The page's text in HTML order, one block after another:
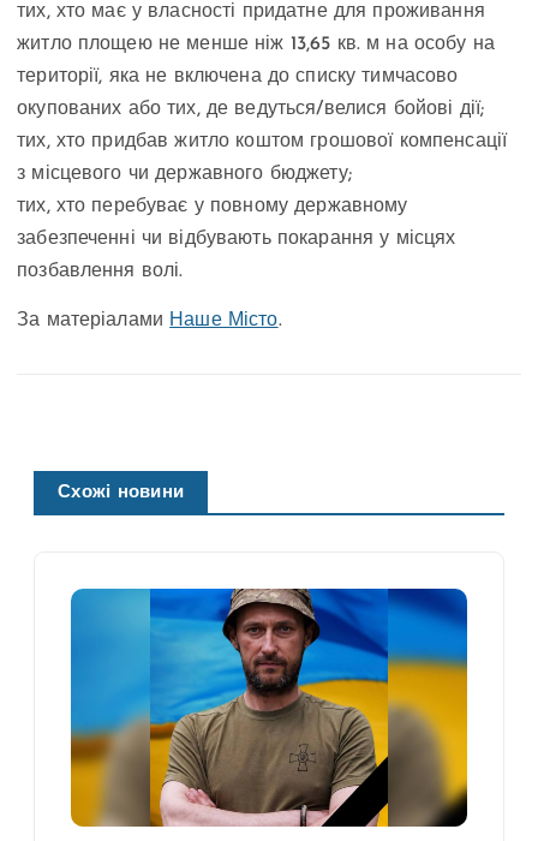
тих, хто має у власності придатне для проживання
житло площею не менше ніж 13,65 кв. м на особу на
території, яка не включена до списку тимчасово
окупованих або тих, де ведуться/велися бойові дії;
тих, хто придбав житло коштом грошової компенсації
з місцевого чи державного бюджету;
тих, хто перебуває у повному державному
забезпеченні чи відбувають покарання у місцях
позбавлення волі.
За матеріалами Наше Місто.
Схожі новини